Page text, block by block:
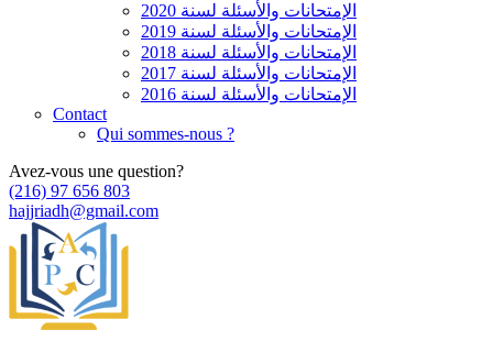
الإمتحانات والأسئلة لسنة 2020
الإمتحانات والأسئلة لسنة 2019
الإمتحانات والأسئلة لسنة 2018
الإمتحانات والأسئلة لسنة 2017
الإمتحانات والأسئلة لسنة 2016
Contact
Qui sommes-nous ?
Avez-vous une question?
(216) 97 656 803
hajjriadh@gmail.com